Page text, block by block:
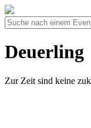
Deuerling
Zur Zeit sind keine